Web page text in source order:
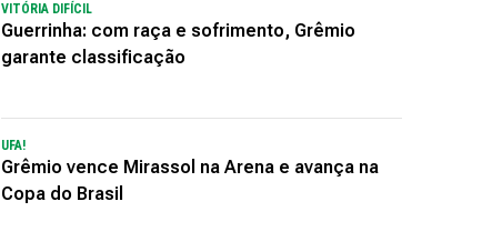
VITÓRIA DIFÍCIL
Guerrinha: com raça e sofrimento, Grêmio
garante classificação
UFA!
Grêmio vence Mirassol na Arena e avança na
Copa do Brasil